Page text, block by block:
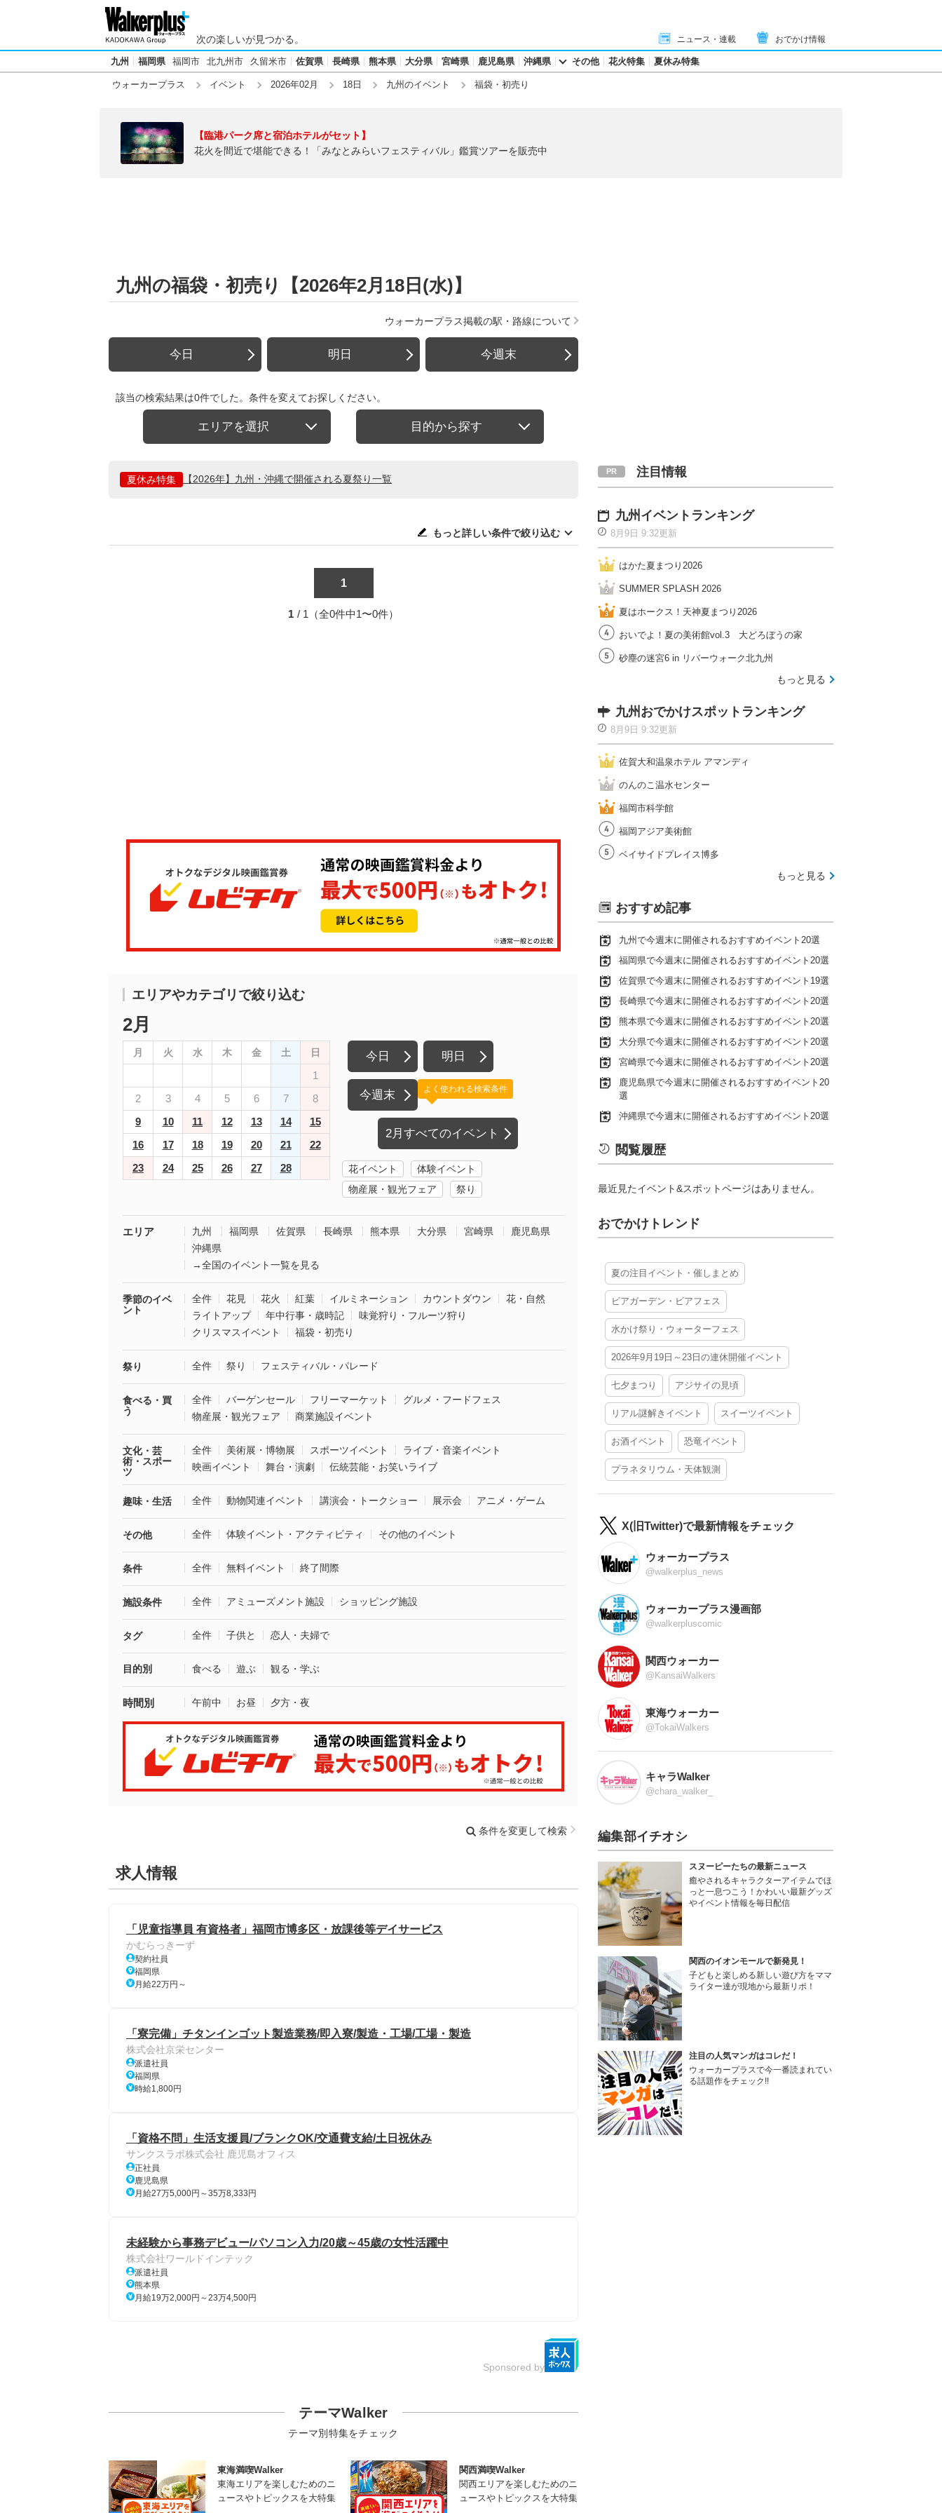
次の楽しいが見つかる。 ニュース・連載 おでかけ情報
九州 福岡県 福岡市 北九州市 久留米市 佐賀県 長崎県 熊本県 大分県 宮崎県 鹿児島県 沖縄県 その他 花火特集 夏休み特集
ウォーカープラス イベント 2026年02月 18日 九州のイベント 福袋・初売り
【臨港パーク席と宿泊ホテルがセット】
花火を間近で堪能できる！「みなとみらいフェスティバル」鑑賞ツアーを販売中
九州の福袋・初売り【2026年2月18日(水)】
ウォーカープラス掲載の駅・路線について
今日 明日 今週末
該当の検索結果は0件でした。条件を変えてお探しください。
エリアを選択 目的から探す
夏休み特集 【2026年】九州・沖縄で開催される夏祭り一覧
もっと詳しい条件で絞り込む
1
1 / 1（全0件中1〜0件）
エリアやカテゴリで絞り込む
2月
月 火 水 木 金 土 日
1
2
3 4 5 6 7
8
9
10 11 12 13 14
15
16
17 18 19 20 21
22
23
24 25 26 27 28
今日 明日
今週末
2月すべてのイベント
よく使われる検索条件
花イベント
体験イベント
物産展・観光フェア
祭り
エリア 九州 福岡県 佐賀県 長崎県 熊本県 大分県 宮崎県
鹿児島県
沖縄県
→全国のイベント一覧を見る
季節のイベ
ント
全件 花見 花火 紅葉 イルミネーション カウントダウン
花・自然
ライトアップ
年中行事・歳時記
味覚狩り・フルーツ狩り
クリスマスイベント
福袋・初売り
祭り 全件 祭り フェスティバル・パレード
食べる・買
う
全件 バーゲンセール フリーマーケット
グルメ・フードフェス
物産展・観光フェア
商業施設イベント
文化・芸
術・スポー
ツ
全件 美術展・博物展 スポーツイベント
ライブ・音楽イベント
映画イベント
舞台・演劇 伝統芸能・お笑いライブ
趣味・生活 全件 動物関連イベント 講演会・トークショー 展示会 アニメ・ゲーム
その他 全件 体験イベント・アクティビティ その他のイベント
条件 全件 無料イベント 終了間際
施設条件 全件 アミューズメント施設 ショッピング施設
タグ 全件 子供と 恋人・夫婦で
目的別 食べる 遊ぶ 観る・学ぶ
時間別 午前中 お昼 夕方・夜
条件を変更して検索
求人情報
「児童指導員 有資格者」福岡市博多区・放課後等デイサービス
かむらっきーず
契約社員
福岡県
月給22万円～
「寮完備」チタンインゴット製造業務/即入寮/製造・工場/工場・製造
株式会社京栄センター
派遣社員
福岡県
時給1,800円
「資格不問」生活支援員/ブランクOK/交通費支給/土日祝休み
サンクスラボ株式会社 鹿児島オフィス
正社員
鹿児島県
月給27万5,000円～35万8,333円
未経験から事務デビュー/パソコン入力/20歳～45歳の女性活躍中
株式会社ワールドインテック
派遣社員
熊本県
月給19万2,000円～23万4,500円
Sponsored by
テーマWalker
テーマ別特集をチェック
東海満喫Walker
東海エリアを楽しむためのニ
ュースやトピックスを大特集
関西満喫Walker
関西エリアを楽しむためのニ
ュースやトピックスを大特集
注目情報
九州イベントランキング
8月9日 9:32更新
はかた夏まつり2026
SUMMER SPLASH 2026
夏はホークス！天神夏まつり2026
おいでよ！夏の美術館vol.3 大どろぼうの家
砂塵の迷宮6 in リバーウォーク北九州
もっと見る
九州おでかけスポットランキング
8月9日 9:32更新
佐賀大和温泉ホテル アマンディ
のんのこ温水センター
福岡市科学館
福岡アジア美術館
ベイサイドプレイス博多
もっと見る
おすすめ記事
九州で今週末に開催されるおすすめイベント20選
福岡県で今週末に開催されるおすすめイベント20選
佐賀県で今週末に開催されるおすすめイベント19選
長崎県で今週末に開催されるおすすめイベント20選
熊本県で今週末に開催されるおすすめイベント20選
大分県で今週末に開催されるおすすめイベント20選
宮崎県で今週末に開催されるおすすめイベント20選
鹿児島県で今週末に開催されるおすすめイベント20
選
沖縄県で今週末に開催されるおすすめイベント20選
閲覧履歴
最近見たイベント&スポットページはありません。
おでかけトレンド
夏の注目イベント・催しまとめ
ビアガーデン・ビアフェス
水かけ祭り・ウォーターフェス
2026年9月19日～23日の連休開催イベント
七夕まつり アジサイの見頃
リアル謎解きイベント スイーツイベント
お酒イベント 恐竜イベント
プラネタリウム・天体観測
X(旧Twitter)で最新情報をチェック
ウォーカープラス
@walkerplus_news
ウォーカープラス漫画部
@walkerpluscomic
関西ウォーカー
@KansaiWalkers
東海ウォーカー
@TokaiWalkers
キャラWalker
@chara_walker_
編集部イチオシ
スヌーピーたちの最新ニュース
癒やされるキャラクターアイテムでほ
っと一息つこう！かわいい最新グッズ
やイベント情報を毎日配信
関西のイオンモールで新発見！
子どもと楽しめる新しい遊び方をママ
ライター達が現地から最新リポ！
注目の人気マンガはコレだ！
ウォーカープラスで今一番読まれてい
る話題作をチェック!!